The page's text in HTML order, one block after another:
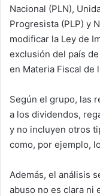
Nacional (PLN),
Progresista (PLP) y
modificar la Ley de
exclusión del país
en Materia Fiscal de
Según el grupo, las
a los dividendos,
y no incluyen otros
como, por ejemplo,
Además, el análisis
abuso no es clara ni